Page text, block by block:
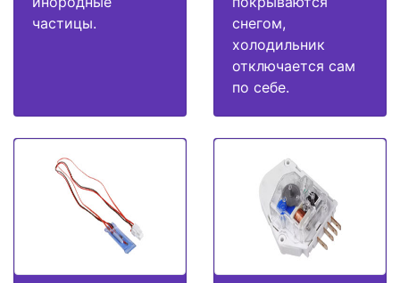
частицы.
снегом,
холодильник
отключается сам
по себе.